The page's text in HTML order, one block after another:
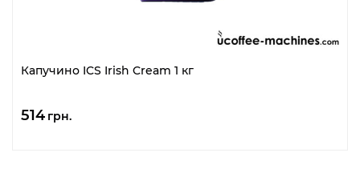
Капучино ICS Irish Cream 1 кг
514 грн.